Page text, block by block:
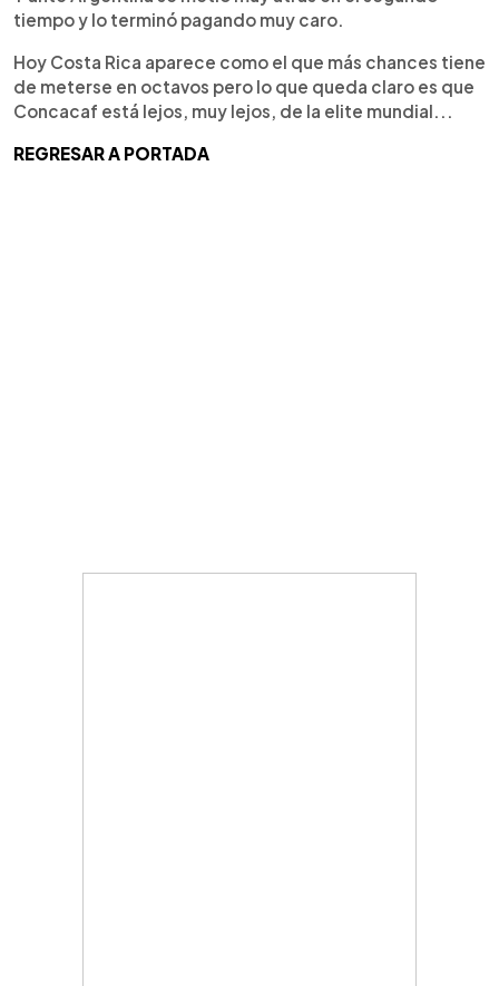
tiempo y lo terminó pagando muy caro.
Hoy Costa Rica aparece como el que más chances tiene
de meterse en octavos pero lo que queda claro es que
Concacaf está lejos, muy lejos, de la elite mundial...
REGRESAR A PORTADA